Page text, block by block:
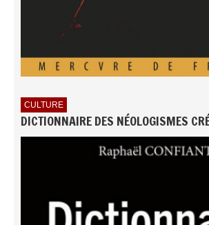
CULTURE
DICTIONNAIRE DES NÉOLOGISMES